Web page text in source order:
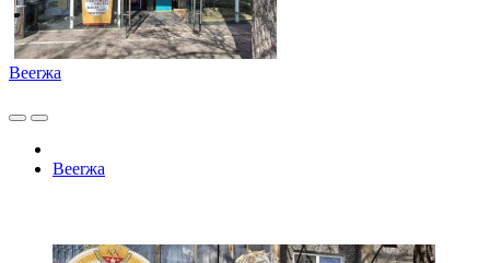
Beerжа
Beerжа